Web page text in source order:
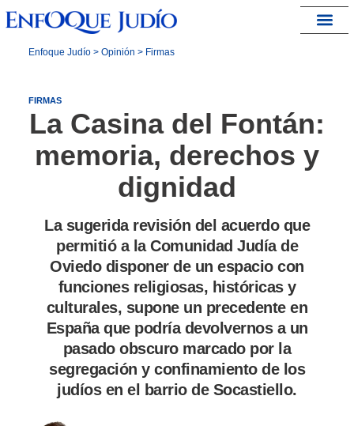
Enfoque Judío> Opinión > Firmas
FIRMAS
La Casina del Fontán:
memoria, derechos y
dignidad
La sugerida revisión del acuerdo que
permitió a la Comunidad Judía de
Oviedo disponer de un espacio con
funciones religiosas, históricas y
culturales, supone un precedente en
España que podría devolvernos a un
pasado obscuro marcado por la
segregación y confinamiento de los
judíos en el barrio de Socastiello.